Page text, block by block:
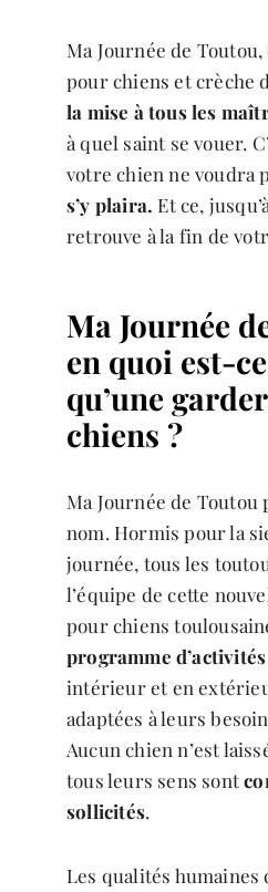
Ma Journée de
pour chiens et crèche
la mise à tous les
à quel saint se vouer.
votre chien ne voudra
s’y plaira. Et ce,
retrouve à la fin de
Ma Journée
en quoi est-
qu’une
chiens ?
Ma Journée de Toutou
nom. Hormis pour la
journée, tous les
l’équipe de cette
pour chiens
programme
intérieur et en
adaptées à leurs
Aucun chien n’est
tous leurs sens sont
sollicités.
Les qualités humaines